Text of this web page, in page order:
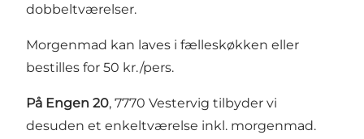
dobbeltværelser.
Morgenmad kan laves i fælleskøkken eller
bestilles for 50 kr./pers.
På Engen 20, 7770 Vestervig tilbyder vi
desuden et enkeltværelse inkl. morgenmad.